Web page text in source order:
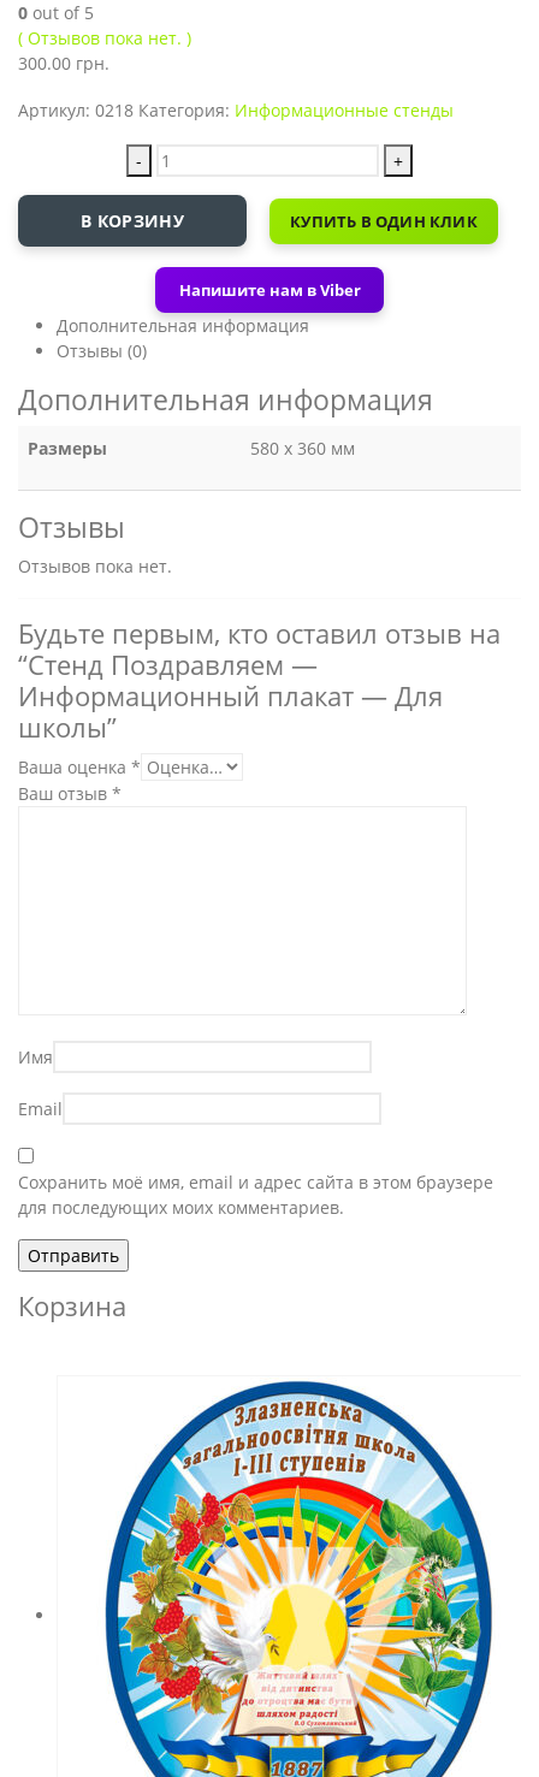
0 out of 5
( Отзывов пока нет. )
300.00 грн.
Артикул: 0218 Категория: Информационные стенды
- +
В КОРЗИНУ КУПИТЬ В ОДИН КЛИК
Напишите нам в Viber
Дополнительная информация
Отзывы (0)
Дополнительная информация
Размеры 580 x 360 мм
Отзывы
Отзывов пока нет.
Будьте первым, кто оставил отзыв на
“Стенд Поздравляем —
Информационный плакат — Для
школы”
Ваша оценка *
Ваш отзыв *
Имя
Email
Сохранить моё имя, email и адрес сайта в этом браузере
для последующих моих комментариев.
Корзина